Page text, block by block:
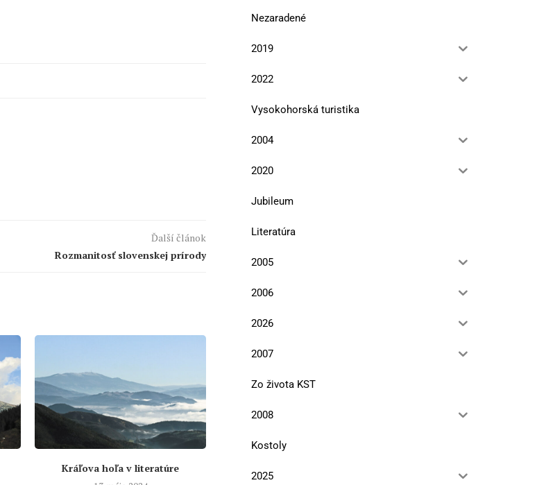
Ďalší článok
Rozmanitosť slovenskej prírody
Kráľova hoľa v literatúre
Nezaradené
2019
2022
Vysokohorská turistika
2004
2020
Jubileum
Literatúra
2005
2006
2026
2007
Zo života KST
2008
Kostoly
2025